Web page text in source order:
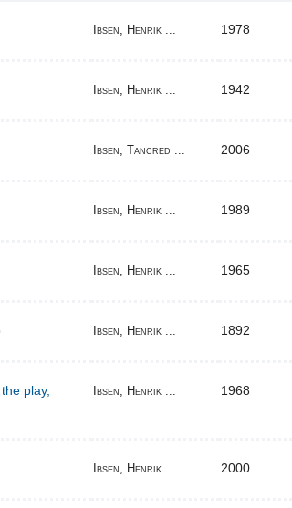
Ibsen, Henrik ... 1978
Ibsen, Henrik ... 1942
Ibsen, Tancred ... 2006
Ibsen, Henrik ... 1989
Ibsen, Henrik ... 1965
Ibsen, Henrik ... 1892
play,
Ibsen, Henrik ... 1968
Ibsen, Henrik ... 2000